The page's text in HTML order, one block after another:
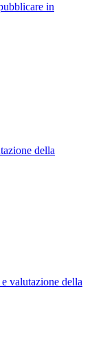
in
della
valutazione della